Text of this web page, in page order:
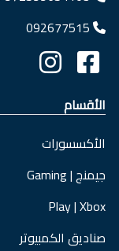
092677515
الأقسام
الأكسسورات
جيمنج | Gaming
Play | Xbox
صناديق الكمبيوتر